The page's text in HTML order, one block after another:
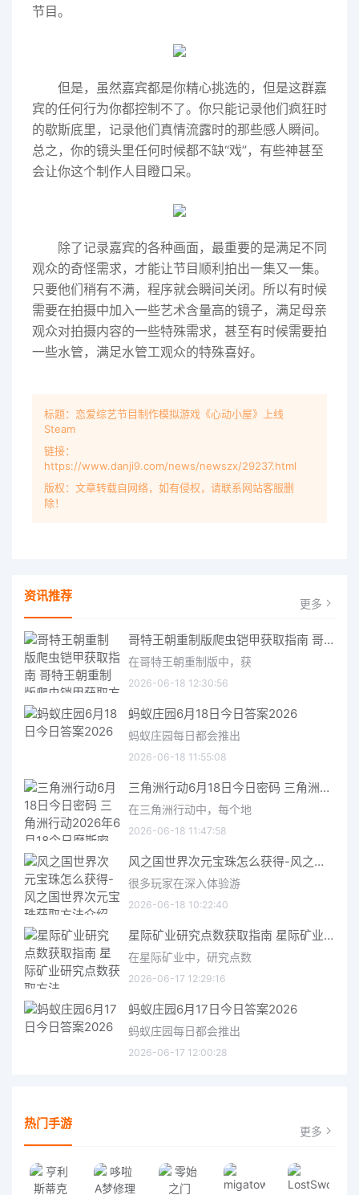
节目。
但是，虽然嘉宾都是你精心挑选的，但是这群嘉
宾的任何行为你都控制不了。你只能记录他们疯狂时
的歇斯底里，记录他们真情流露时的那些感人瞬间。
总之，你的镜头里任何时候都不缺“戏”，有些神甚至
会让你这个制作人目瞪口呆。
除了记录嘉宾的各种画面，最重要的是满足不同
观众的奇怪需求，才能让节目顺利拍出一集又一集。
只要他们稍有不满，程序就会瞬间关闭。所以有时候
需要在拍摄中加入一些艺术含量高的镜子，满足母亲
观众对拍摄内容的一些特殊需求，甚至有时候需要拍
一些水管，满足水管工观众的特殊喜好。
标题：恋爱综艺节目制作模拟游戏《心动小屋》上线
Steam
链接：
https://www.danji9.com/news/newszx/29237.html
版权：文章转载自网络，如有侵权，请联系网站客服删
除！
资讯推荐 更多
哥特王朝重制版爬虫铠甲获取指南 哥特王朝重制版爬虫铠甲获取方法
在哥特王朝重制版中，获
2026-06-18 12:30:56
蚂蚁庄园6月18日今日答案2026
蚂蚁庄园每日都会推出
2026-06-18 11:55:08
三角洲行动6月18日今日密码 三角洲行动2026年6月18今日摩斯密码分享
在三角洲行动中，每个地
2026-06-18 11:47:58
风之国世界次元宝珠怎么获得-风之国世界次元宝珠获取方法介绍
很多玩家在深入体验游
2026-06-18 10:22:40
星际矿业研究点数获取指南 星际矿业研究点数获取方法
在星际矿业中，研究点数
2026-06-17 12:29:16
蚂蚁庄园6月17日今日答案2026
蚂蚁庄园每日都会推出
2026-06-17 12:00:28
热门手游 更多